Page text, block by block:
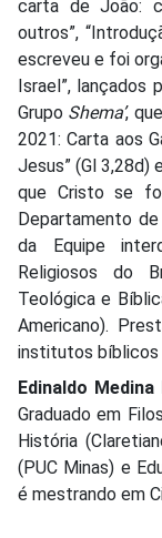
carta de João:
outros”,
escreveu e foi
Israel”, lançados
Grupo Shema’,
2021: Carta aos
Jesus” (Gl 3,28d)
que Cristo se
Departamento
da Equipe
Religiosos do
Teológica e
Americano).
institutos bíblicos
Edinaldo
Graduado em
História
(PUC Minas) e
é mestrando em